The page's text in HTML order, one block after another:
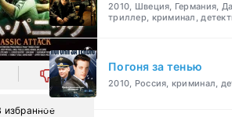
0
избранное
2010, Швеция, Германия,
триллер, криминал,
Погоня за тенью
2010, Россия, криминал,